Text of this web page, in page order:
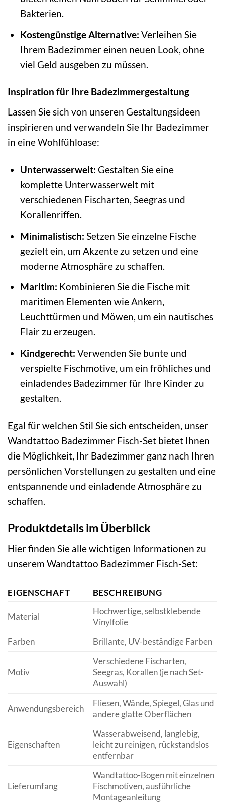
Bakterien.
Kostengünstige Alternative: Verleihen Sie
Ihrem Badezimmer einen neuen Look, ohne
viel Geld ausgeben zu müssen.
Inspiration für Ihre Badezimmergestaltung
Lassen Sie sich von unseren Gestaltungsideen
inspirieren und verwandeln Sie Ihr Badezimmer
in eine Wohlfühloase:
Unterwasserwelt: Gestalten Sie eine
komplette Unterwasserwelt mit
verschiedenen Fischarten, Seegras und
Korallenriffen.
Minimalistisch: Setzen Sie einzelne Fische
gezielt ein, um Akzente zu setzen und eine
moderne Atmosphäre zu schaffen.
Maritim: Kombinieren Sie die Fische mit
maritimen Elementen wie Ankern,
Leuchttürmen und Möwen, um ein nautisches
Flair zu erzeugen.
Kindgerecht: Verwenden Sie bunte und
verspielte Fischmotive, um ein fröhliches und
einladendes Badezimmer für Ihre Kinder zu
gestalten.
Egal für welchen Stil Sie sich entscheiden, unser
Wandtattoo Badezimmer Fisch-Set bietet Ihnen
die Möglichkeit, Ihr Badezimmer ganz nach Ihren
persönlichen Vorstellungen zu gestalten und eine
entspannende und einladende Atmosphäre zu
schaffen.
Produktdetails im Überblick
Hier finden Sie alle wichtigen Informationen zu
unserem Wandtattoo Badezimmer Fisch-Set:
EIGENSCHAFT BESCHREIBUNG
Material
Hochwertige, selbstklebende
Vinylfolie
Farben
Brillante, UV-beständige Farben
Motiv
Verschiedene Fischarten,
Seegras, Korallen (je nach Set-
Auswahl)
Anwendungsbereich
Fliesen, Wände, Spiegel, Glas und
andere glatte Oberflächen
Eigenschaften
Wasserabweisend, langlebig,
leicht zu reinigen, rückstandslos
entfernbar
Lieferumfang
Wandtattoo-Bogen mit einzelnen
Fischmotiven, ausführliche
Montageanleitung